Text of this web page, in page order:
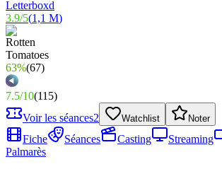
3.9/5(1,1 M)
63%(67)
7.5/10(115)
Voir les séances2 Watchlist Noter
Fiche Séances Casting Streaming
Palmarès